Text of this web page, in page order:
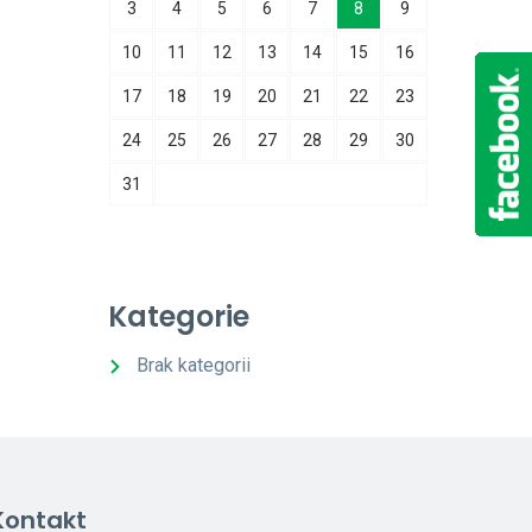
3 4 5 6 7 8 9
10 11 12 13 14 15 16
17 18 19 20 21 22 23
24 25 26 27 28 29 30
31
Kategorie
Brak kategorii